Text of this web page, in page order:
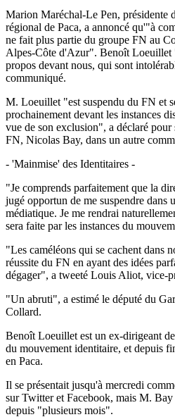
Marion Maréchal-Le Pen, présidente
régional de Paca, a annoncé qu'"à
ne fait plus partie du groupe FN au
Alpes-Côte d'Azur". Benoît Loeuillet
propos devant nous, qui sont
communiqué.
M. Loeuillet "est suspendu du FN et
prochainement devant les instances
vue de son exclusion", a déclaré pour
FN, Nicolas Bay, dans un autre
- 'Mainmise' des Identitaires -
"Je comprends parfaitement que la
jugé opportun de me suspendre dans
médiatique. Je me rendrai
sera faite par les instances du
"Les caméléons qui se cachent dans
réussite du FN en ayant des idées
dégager", a tweeté Louis Aliot, vice-
"Un abruti", a estimé le député du
Collard.
Benoît Loeuillet est un ex-dirigeant
du mouvement identitaire, et depuis
en Paca.
Il se présentait jusqu'à mercredi
sur Twitter et Facebook, mais M.
depuis "plusieurs mois".